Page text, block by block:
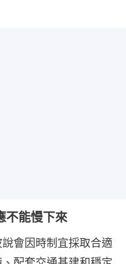
不能慢下來
會因時制宜採取合適